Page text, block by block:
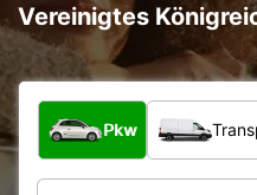
Vereinigtes
Welche Art von
Pkw